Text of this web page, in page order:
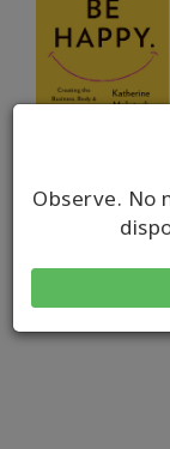
Observe. No
CONTATO
PRIMEIRO